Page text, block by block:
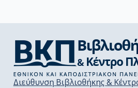
Διεύθυνση Βιβλιοθήκης &